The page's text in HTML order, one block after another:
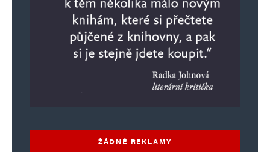
ŽÁDNÉ REKLAMY